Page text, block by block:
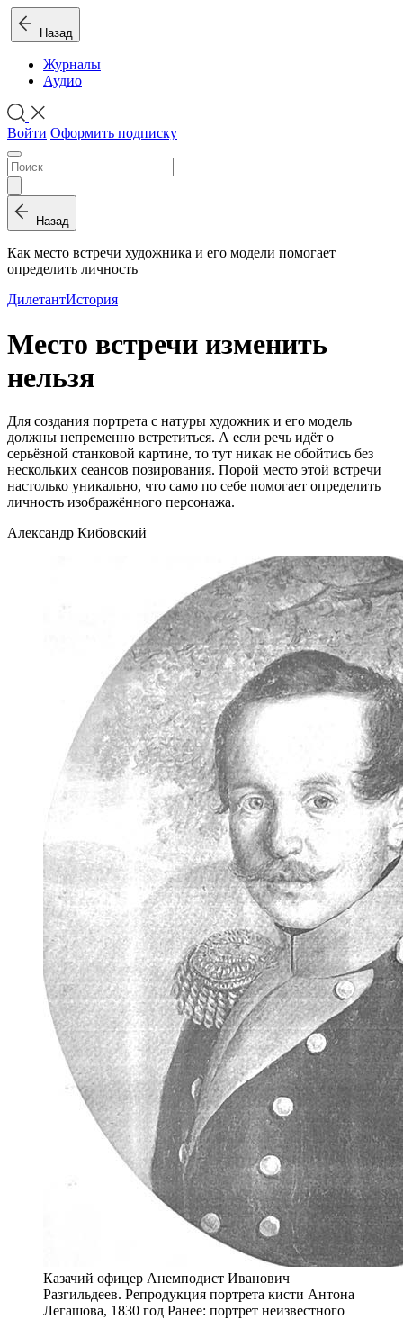
Назад
Журналы
Аудио
Войти Оформить подписку
Назад
Как место встречи художника и его модели помогает
определить личность
ДилетантИстория
Место встречи изменить
нельзя
Для создания портрета с натуры художник и его модель
должны непременно встретиться. А если речь идёт о
серьёзной станковой картине, то тут никак не обойтись без
нескольких сеансов позирования. Порой место этой встречи
настолько уникально, что само по себе помогает определить
личность изображённого персонажа.
Александр Кибовский
Казачий офицер Анемподист Иванович
Разгильдеев. Репродукция портрета кисти Антона
Легашова, 1830 год Ранее: портрет неизвестного